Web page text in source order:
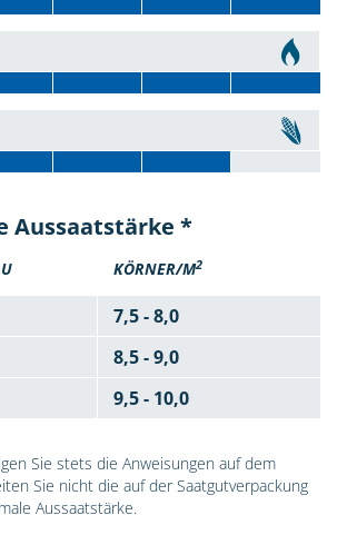
Aussaatstärke *
KÖRNER/M2
7,5 - 8,0
8,5 - 9,0
9,5 - 10,0
Sie stets die Anweisungen auf dem
Sie nicht die auf der Saatgutverpackung
Aussaatstärke.